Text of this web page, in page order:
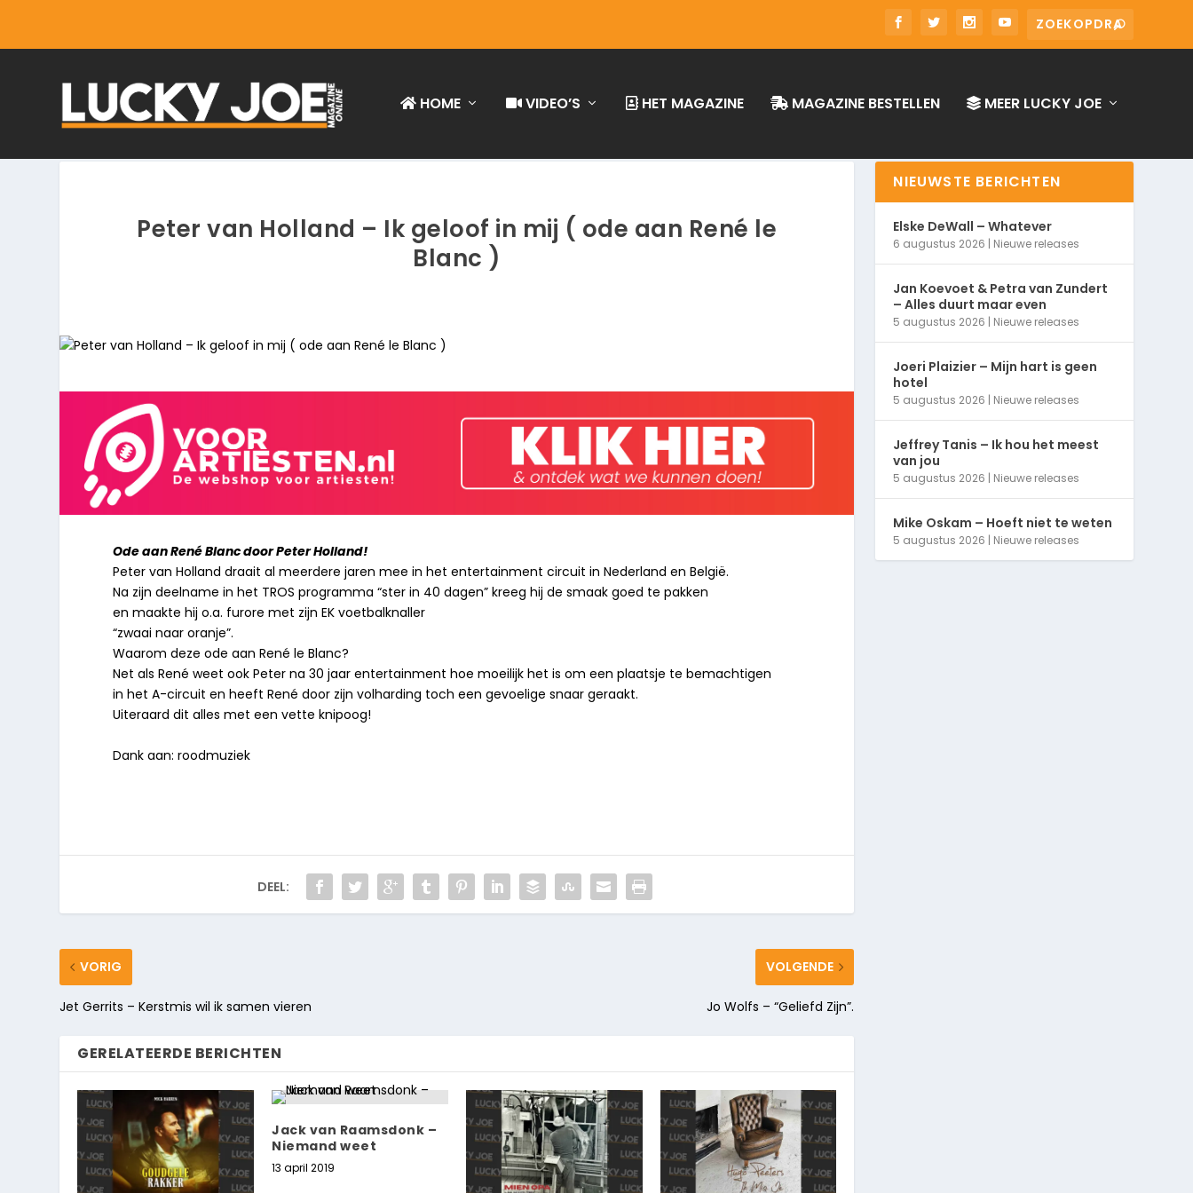
HOME VIDEO’S HET MAGAZINE MAGAZINE BESTELLEN MEER LUCKY JOE
Peter van Holland – Ik geloof in mij ( ode aan René le
Blanc )
Ode aan René Blanc door Peter Holland!
Peter van Holland draait al meerdere jaren mee in het entertainment circuit in Nederland en België.
Na zijn deelname in het TROS programma “ster in 40 dagen” kreeg hij de smaak goed te pakken
en maakte hij o.a. furore met zijn EK voetbalknaller
“zwaai naar oranje”.
Waarom deze ode aan René le Blanc?
Net als René weet ook Peter na 30 jaar entertainment hoe moeilijk het is om een plaatsje te bemachtigen
in het A-circuit en heeft René door zijn volharding toch een gevoelige snaar geraakt.
Uiteraard dit alles met een vette knipoog!
Dank aan: roodmuziek
DEEL:
VORIG
Jet Gerrits – Kerstmis wil ik samen vieren
VOLGENDE
Jo Wolfs – “Geliefd Zijn”.
GERELATEERDE BERICHTEN
Jack van Raamsdonk –
Niemand weet
13 april 2019
NIEUWSTE BERICHTEN
Elske DeWall – Whatever
6 augustus 2026 | Nieuwe releases
Jan Koevoet & Petra van Zundert
– Alles duurt maar even
5 augustus 2026 | Nieuwe releases
Joeri Plaizier – Mijn hart is geen
hotel
5 augustus 2026 | Nieuwe releases
Jeffrey Tanis – Ik hou het meest
van jou
5 augustus 2026 | Nieuwe releases
Mike Oskam – Hoeft niet te weten
5 augustus 2026 | Nieuwe releases